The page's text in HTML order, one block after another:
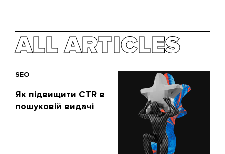
ALL ARTICLES
SEO
Як підвищити CTR в
пошуковій видачі